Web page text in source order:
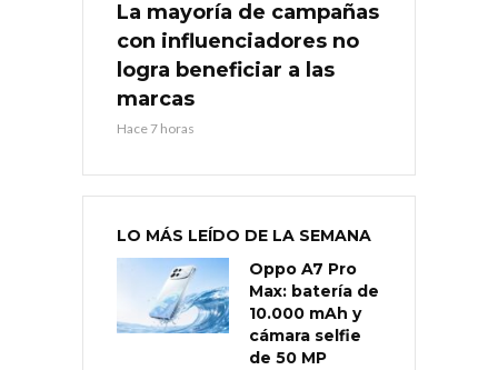
La mayoría de campañas
con influenciadores no
logra beneficiar a las
marcas
Hace 7 horas
LO MÁS LEÍDO DE LA SEMANA
Oppo A7 Pro
Max: batería de
10.000 mAh y
cámara selfie
de 50 MP